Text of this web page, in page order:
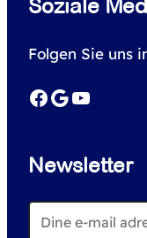
a
c
h
Soziale
Folgen Sie uns
Facebook Google YouTube
Newsletter